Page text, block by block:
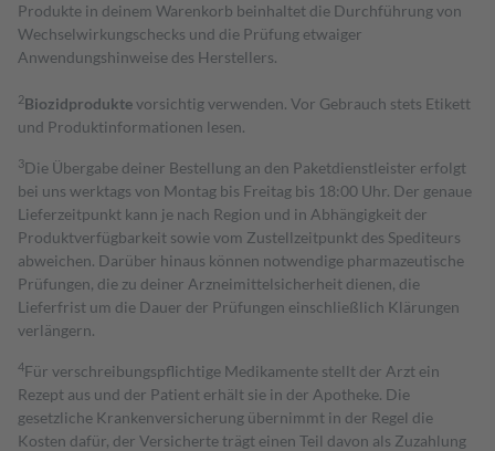
Produkte in deinem Warenkorb beinhaltet die Durchführung von
Wechselwirkungschecks und die Prüfung etwaiger
Anwendungshinweise des Herstellers.
2Biozidproduktevorsichtig verwenden. Vor Gebrauch stets Etikett
und Produktinformationen lesen.
3Die Übergabe deiner Bestellung an den Paketdienstleister erfolgt
bei uns werktags von Montag bis Freitag bis 18:00 Uhr. Der genaue
Lieferzeitpunkt kann je nach Region und in Abhängigkeit der
Produktverfügbarkeit sowie vom Zustellzeitpunkt des Spediteurs
abweichen. Darüber hinaus können notwendige pharmazeutische
Prüfungen, die zu deiner Arzneimittelsicherheit dienen, die
Lieferfrist um die Dauer der Prüfungen einschließlich Klärungen
verlängern.
4Für verschreibungspflichtige Medikamente stellt der Arzt ein
Rezept aus und der Patient erhält sie in der Apotheke. Die
gesetzliche Krankenversicherung übernimmt in der Regel die
Kosten dafür, der Versicherte trägt einen Teil davon als Zuzahlung